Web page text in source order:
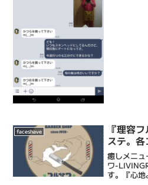
faceshave
『理容
ステ。各
癒しメニ
ワ-
す。『心地